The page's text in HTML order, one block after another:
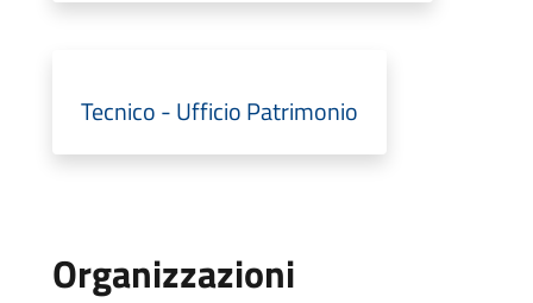
Tecnico - Ufficio Patrimonio
Organizzazioni